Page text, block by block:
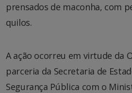
prensados de maconha, com
quilos.
A ação ocorreu em virtude da
parceria da Secretaria de
Segurança Pública com o